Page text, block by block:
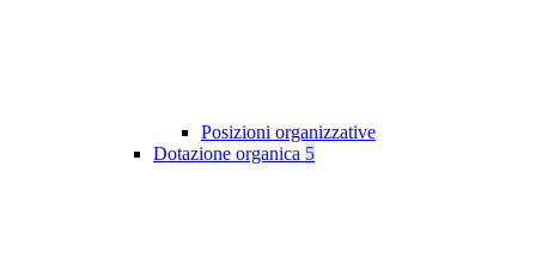
Posizioni organizzative
Dotazione organica 5